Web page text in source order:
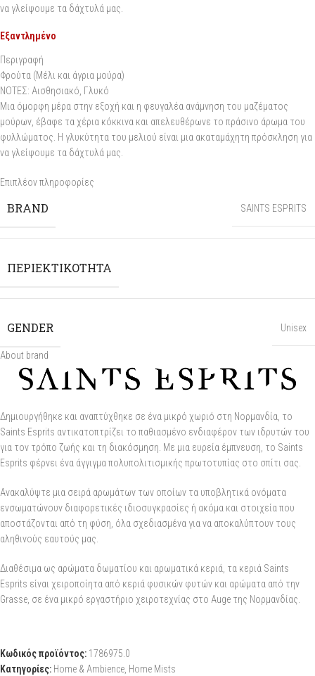
να γλείψουμε τα δάχτυλά μας.
Εξαντλημένο
Περιγραφή
Φρούτα (Μέλι και άγρια μούρα)
ΝΟΤΕΣ: Αισθησιακό, Γλυκό
Μια όμορφη μέρα στην εξοχή και η φευγαλέα ανάμνηση του μαζέματος
μούρων, έβαφε τα χέρια κόκκινα και απελευθέρωνε το πράσινο άρωμα του
φυλλώματος. Η γλυκύτητα του μελιού είναι μια ακαταμάχητη πρόσκληση για
να γλείψουμε τα δάχτυλά μας.
Επιπλέον πληροφορίες
BRAND SAINTS ESPRITS
ΠΕΡΙΕΚΤΙΚΌΤΗΤΑ
GENDER Unisex
About brand
Δημιουργήθηκε και αναπτύχθηκε σε ένα μικρό χωριό στη Νορμανδία, το
Saints Esprits αντικατοπτρίζει το παθιασμένο ενδιαφέρον των ιδρυτών του
για τον τρόπο ζωής και τη διακόσμηση. Με μια ευρεία έμπνευση, το Saints
Esprits φέρνει ένα άγγιγμα πολυπολιτισμικής πρωτοτυπίας στο σπίτι σας.
Ανακαλύψτε μια σειρά αρωμάτων των οποίων τα υποβλητικά ονόματα
ενσωματώνουν διαφορετικές ιδιοσυγκρασίες ή ακόμα και στοιχεία που
αποστάζονται από τη φύση, όλα σχεδιασμένα για να αποκαλύπτουν τους
αληθινούς εαυτούς μας.
Διαθέσιμα ως αρώματα δωματίου και αρωματικά κεριά, τα κεριά Saints
Esprits είναι χειροποίητα από κεριά φυσικών φυτών και αρώματα από την
Grasse, σε ένα μικρό εργαστήριο χειροτεχνίας στο Auge της Νορμανδίας.
Κωδικός προϊόντος: 1786975.0
Κατηγορίες: Home & Ambience Home Mists